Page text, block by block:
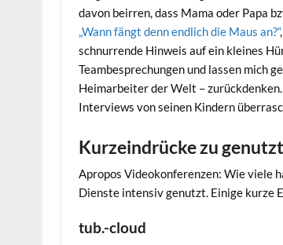
davon beirren, dass Mama oder Papa
„Wann fängt denn endlich die Maus an?“
schnurrende Hinweis auf ein kleines
Teambesprechungen und lassen mich
Heimarbeiter der Welt –
Interviews von seinen Kindern
Kurzeindrücke zu
Apropos Videokonferenzen: Wie viele
Dienste intensiv genutzt. Einige kurze
tub.-cloud